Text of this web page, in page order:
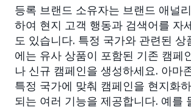
등록 브랜드 소유자는 브랜드 애널
하여 현지 고객 행동과 검색어를 자
도 있습니다. 특정 국가와 관련된 상
에는 유사 상품이 포함된 기존 캠페
나 신규 캠페인을 생성하세요. 아마
특정 국가에 맞춰 캠페인을 현지화
되는 여러 기능을 제공합니다. 예를